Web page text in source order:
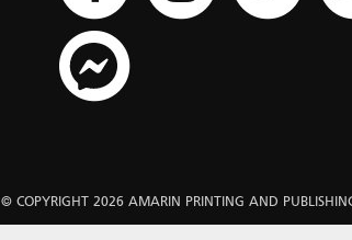
© COPYRIGHT 2026 AMARIN PRINTING AND